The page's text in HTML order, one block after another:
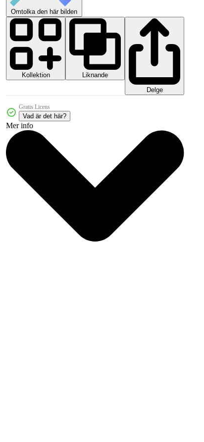
Omtolka den här bilden
Kollektion
Liknande
Delge
Gratis Licens
Vad är det här?
Mer info